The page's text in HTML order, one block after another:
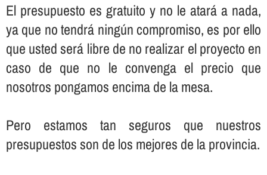
El presupuesto es gratuito y no le atará a nada,
ya que no tendrá ningún compromiso, es por ello
que usted será libre de no realizar el proyecto en
caso de que no le convenga el precio que
nosotros pongamos encima de la mesa.
Pero estamos tan seguros que nuestros
presupuestos son de los mejores de la provincia.